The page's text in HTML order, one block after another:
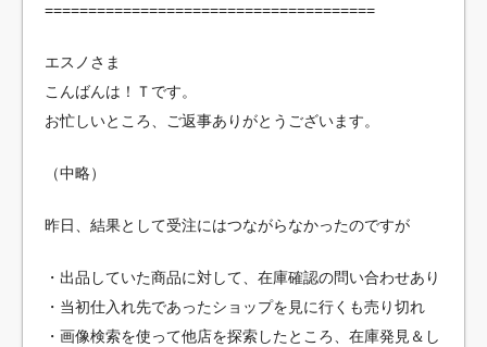
======================================
エスノさま
こんばんは！Ｔです。
お忙しいところ、ご返事ありがとうございます。
（中略）
昨日、結果として受注にはつながらなかったのですが
・出品していた商品に対して、在庫確認の問い合わせあり
・当初仕入れ先であったショップを見に行くも売り切れ
・画像検索を使って他店を探索したところ、在庫発見＆し